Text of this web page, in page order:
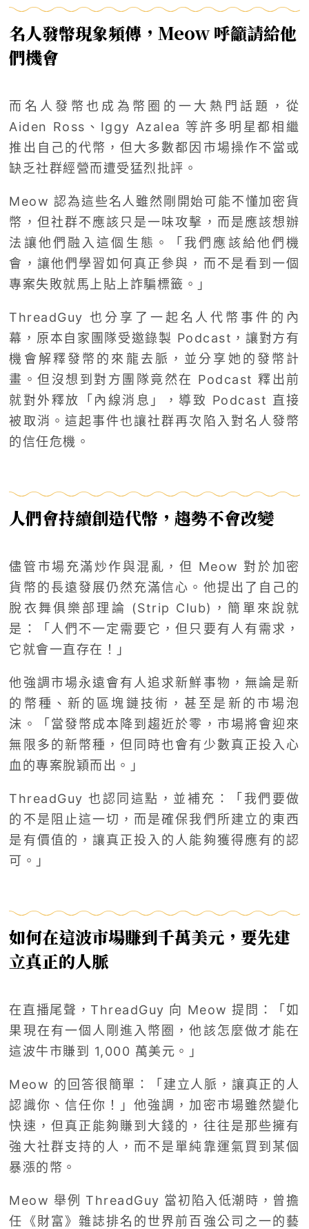
名人發幣現象頻傳，Meow 呼籲請給他
們機會
而名人發幣也成為幣圈的一大熱門話題，從
Aiden Ross、Iggy Azalea 等許多明星都相繼
推出自己的代幣，但大多數都因市場操作不當或
缺乏社群經營而遭受猛烈批評。
Meow 認為這些名人雖然剛開始可能不懂加密貨
幣，但社群不應該只是一味攻擊，而是應該想辦
法讓他們融入這個生態。「我們應該給他們機
會，讓他們學習如何真正參與，而不是看到一個
專案失敗就馬上貼上詐騙標籤。」
ThreadGuy 也分享了一起名人代幣事件的內
幕，原本自家團隊受邀錄製 Podcast，讓對方有
機會解釋發幣的來龍去脈，並分享她的發幣計
畫。但沒想到對方團隊竟然在 Podcast 釋出前
就對外釋放「內線消息」，導致 Podcast 直接
被取消。這起事件也讓社群再次陷入對名人發幣
的信任危機。
人們會持續創造代幣，趨勢不會改變
儘管市場充滿炒作與混亂，但 Meow 對於加密
貨幣的長遠發展仍然充滿信心。他提出了自己的
脫衣舞俱樂部理論 (Strip Club)，簡單來說就
是：「人們不一定需要它，但只要有人有需求，
它就會一直存在！」
他強調市場永遠會有人追求新鮮事物，無論是新
的幣種、新的區塊鏈技術，甚至是新的市場泡
沫。「當發幣成本降到趨近於零，市場將會迎來
無限多的新幣種，但同時也會有少數真正投入心
血的專案脫穎而出。」
ThreadGuy 也認同這點，並補充：「我們要做
的不是阻止這一切，而是確保我們所建立的東西
是有價值的，讓真正投入的人能夠獲得應有的認
可。」
如何在這波市場賺到千萬美元，要先建
立真正的人脈
在直播尾聲，ThreadGuy 向 Meow 提問：「如
果現在有一個人剛進入幣圈，他該怎麼做才能在
這波牛市賺到 1,000 萬美元。」
Meow 的回答很簡單：「建立人脈，讓真正的人
認識你、信任你！」他強調，加密市場雖然變化
快速，但真正能夠賺到大錢的，往往是那些擁有
強大社群支持的人，而不是單純靠運氣買到某個
暴漲的幣。
Meow 舉例 ThreadGuy 當初陷入低潮時，曾擔
任《財富》雜誌排名的世界前百強公司之一的藝